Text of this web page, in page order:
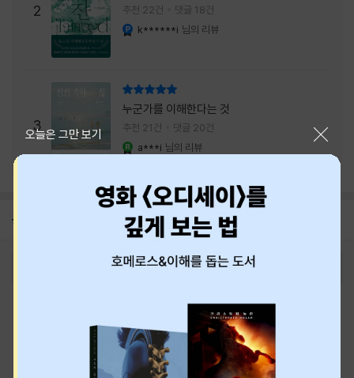
2
주는 실감과 미스터리 사건의 치밀함이 이루어
내는 최상의 시너지...
추천 22건 댓글 18건
k******i 님의 리뷰
3
누군가를 이해한다는 것
추천 21건 댓글 20건
a***i 님의 리뷰
공지 26년 NBCI 수상 안내
오늘은 그만 보기
최근 본 상품
티켓 1544-6399
중고샵 1566-4295
eBook 1:1문의/채팅상담
예스이십사(주) 사업자 정보
이용약관
개인정보처리방침
청소년보호정책